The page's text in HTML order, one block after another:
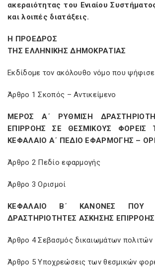
ακεραιότητας του Ενιαίου
και λοιπές διατάξεις.
Η ΠΡΟΕΔΡΟΣ
ΤΗΣ ΕΛΛΗΝΙΚΗΣ ΔΗΜΟΚΡΑΤΙΑΣ
Εκδίδομε τον ακόλουθο νόμο που
Άρθρο 1 Σκοπός – Αντικείμενο
ΜΕΡΟΣ Α΄ ΡΥΘΜΙΣΗ
ΕΠΙΡΡΟΗΣ ΣΕ ΘΕΣΜΙΚΟΥΣ ΦΟΡΕΙΣ
ΚΕΦΑΛΑΙΟ Α΄ ΠΕΔΙΟ ΕΦΑΡΜΟΓΗΣ –
Άρθρο 2 Πεδίο εφαρμογής
Άρθρο 3 Ορισμοί
ΚΕΦΑΛΑΙΟ Β΄ ΚΑΝΟΝΕΣ ΠΟΥ
ΔΡΑΣΤΗΡΙΟΤΗΤΕΣ ΑΣΚΗΣΗΣ ΕΠΙΡΡΟΗΣ
Άρθρο 4 Σεβασμός δικαιωμάτων πολιτών
Άρθρο 5 Υποχρεώσεις των θεσμικών